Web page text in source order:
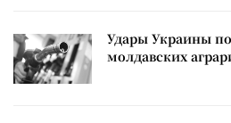
Удары Украины
молдавских